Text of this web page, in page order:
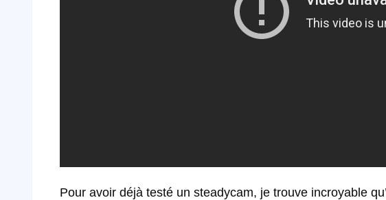
Pour avoir déjà testé un steadycam, je trouve incroyable